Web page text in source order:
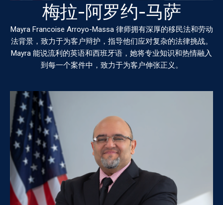
梅拉-阿罗约-马萨
Mayra Francoise Arroyo-Massa 律师拥有深厚的移民法和劳动
法背景，致力于为客户辩护，指导他们应对复杂的法律挑战。
Mayra 能说流利的英语和西班牙语，她将专业知识和热情融入
到每一个案件中，致力于为客户伸张正义。